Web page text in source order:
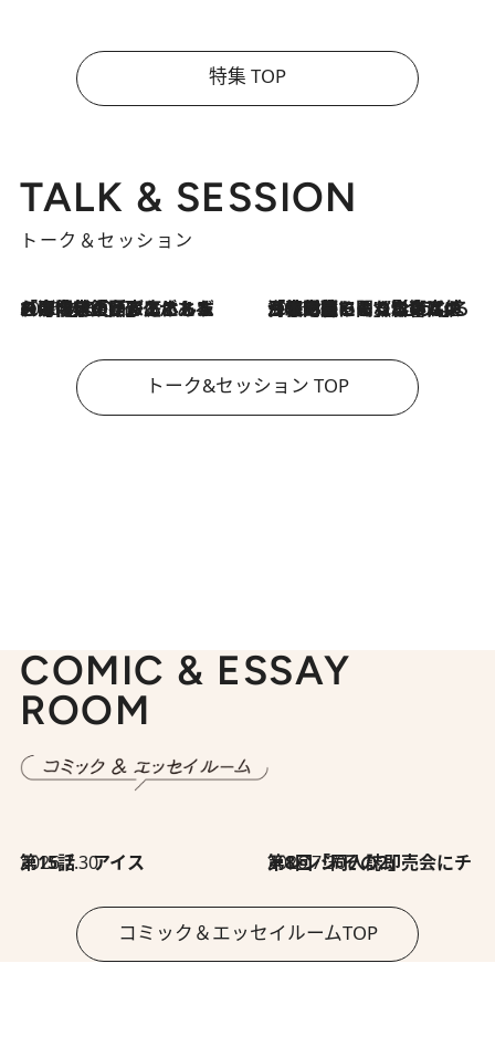
特集 TOP
TALK & SESSION
トーク＆セッション
2026.8.3
「今後値上げがあるとすれば…」「リスクがあるのは今年の冬」エネルギー専門家が語る、ホルムズ海峡封鎖が家庭にもたらす“ある心配” 2026.8.3
「住宅建てられない…」「サーチャージ料の高値が続いている」ホルムズ海峡封鎖による影響はいつまで続く？《エネルギー専門家に聞く“どうなる日本の暮らし”》
トーク&セッション TOP
COMIC & ESSAY
ROOM
2026.7.30
第15話 アイス 2026.7.30
第8回「同人誌即売会にチャレンジ その2」
コミック＆エッセイルームTOP